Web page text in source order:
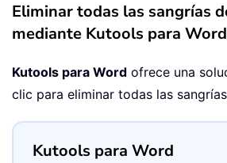
Eliminar todas las sangrías
mediante Kutools para Word
Kutools para Word ofrece una
clic para eliminar todas las
Kutools para Word